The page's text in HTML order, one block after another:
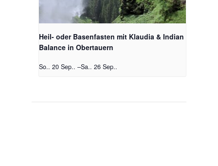
Heil- oder Basenfasten mit Klaudia & Indian
Balance in Obertauern
So.. 20 Sep.. –Sa.. 26 Sep..